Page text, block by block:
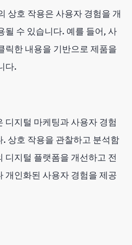
상호 작용은 사용자 경험을 개
될 수 있습니다. 예를 들어, 사
릭한 내용을 기반으로 제품을
다.
디지털 마케팅과 사용자 경험
상호 작용을 관찰하고 분석함
디지털 플랫폼을 개선하고 전
개인화된 사용자 경험을 제공